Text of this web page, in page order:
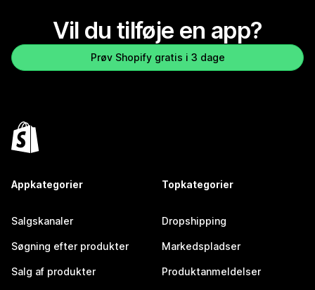
Vil du tilføje en app?
Prøv Shopify gratis i 3 dage
Appkategorier
Salgskanaler
Søgning efter produkter
Salg af produkter
Topkategorier
Dropshipping
Markedspladser
Produktanmeldelser